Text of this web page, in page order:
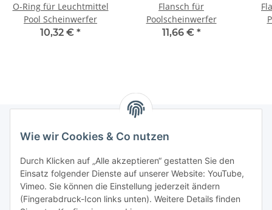
Wie wir Cookies & Co nutzen
Durch Klicken auf „Alle akzeptieren“ gestatten Sie den
Einsatz folgender Dienste auf unserer Website: YouTube,
Vimeo. Sie können die Einstellung jederzeit ändern
(Fingerabdruck-Icon links unten). Weitere Details finden
O-Ring für Leuchtmittel
Pool Scheinwerfer
10,32 € *
Flansch für
Poolscheinwerfer
11,66 € *
Gesetzliche Informationen